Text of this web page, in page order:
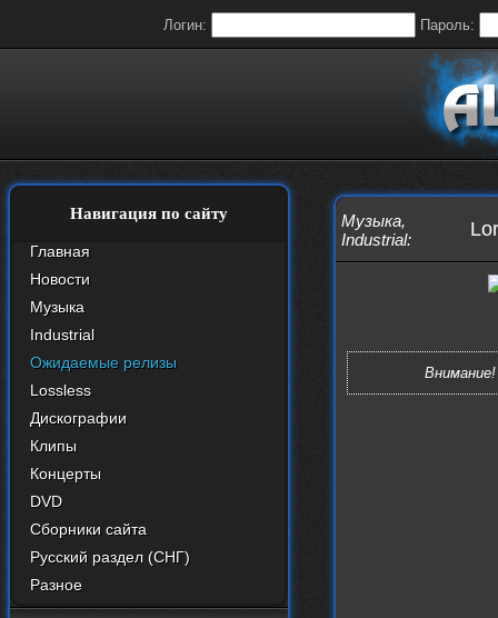
Логин: Пароль:
Навигация по сайту
Главная
Новости
Музыка
Industrial
Ожидаемые релизы
Lossless
Дискографии
Клипы
Концерты
DVD
Сборники сайта
Русский раздел (СНГ)
Разное
Музыка,
Industrial: